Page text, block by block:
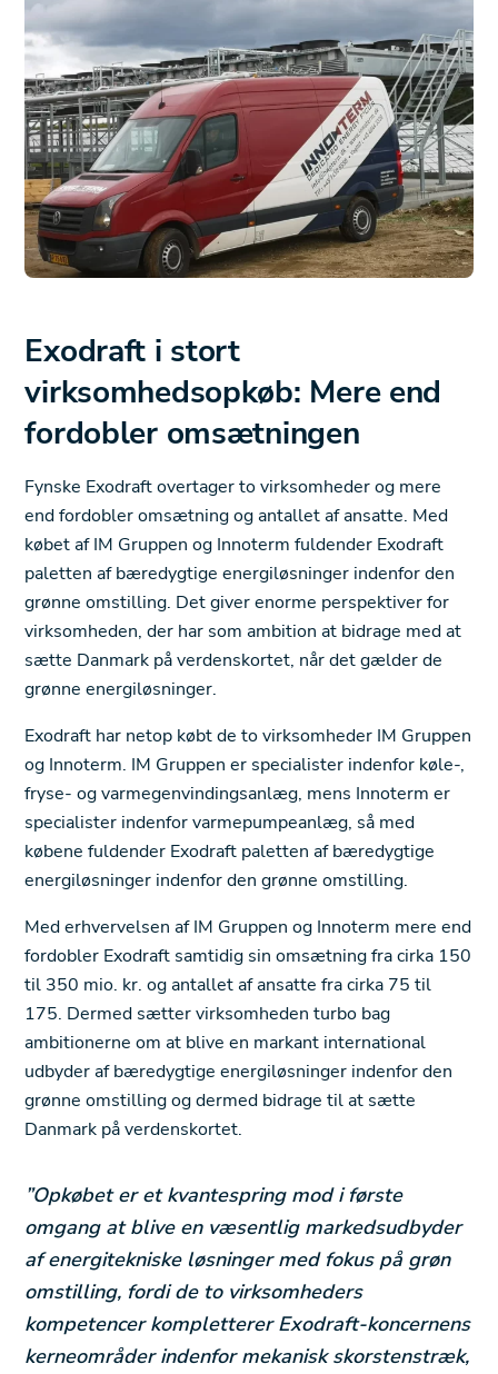
Exodraft i stort
virksomhedsopkøb: Mere end
fordobler omsætningen
Fynske Exodraft overtager to virksomheder og mere
end fordobler omsætning og antallet af ansatte. Med
købet af IM Gruppen og Innoterm fuldender Exodraft
paletten af bæredygtige energiløsninger indenfor den
grønne omstilling. Det giver enorme perspektiver for
virksomheden, der har som ambition at bidrage med at
sætte Danmark på verdenskortet, når det gælder de
grønne energiløsninger.
Exodraft har netop købt de to virksomheder IM Gruppen
og Innoterm. IM Gruppen er specialister indenfor køle-,
fryse- og varmegenvindingsanlæg, mens Innoterm er
specialister indenfor varmepumpeanlæg, så med
købene fuldender Exodraft paletten af bæredygtige
energiløsninger indenfor den grønne omstilling.
Med erhvervelsen af IM Gruppen og Innoterm mere end
fordobler Exodraft samtidig sin omsætning fra cirka 150
til 350 mio. kr. og antallet af ansatte fra cirka 75 til
175. Dermed sætter virksomheden turbo bag
ambitionerne om at blive en markant international
udbyder af bæredygtige energiløsninger indenfor den
grønne omstilling og dermed bidrage til at sætte
Danmark på verdenskortet.
”Opkøbet er et kvantespring mod i første
omgang at blive en væsentlig markedsudbyder
af energitekniske løsninger med fokus på grøn
omstilling, fordi de to virksomheders
kompetencer kompletterer Exodraft-koncernens
kerneområder indenfor mekanisk skorstenstræk,